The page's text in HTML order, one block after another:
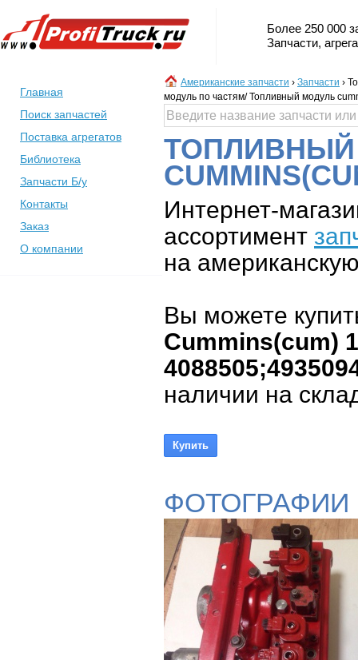
Более 250 000
Запчасти,
Главная
Поиск запчастей
Поставка агрегатов
Библиотека
Запчасти Б/у
Контакты
Заказ
О компании
Американские запчасти › Запчасти ›
модуль по частям/ Топливный модуль
Интернет-
ассортимент
на
Вы можете
Cummins(cum)
наличии на
ФОТОГРАФИИ